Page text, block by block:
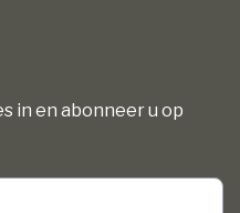
in en abonneer u op